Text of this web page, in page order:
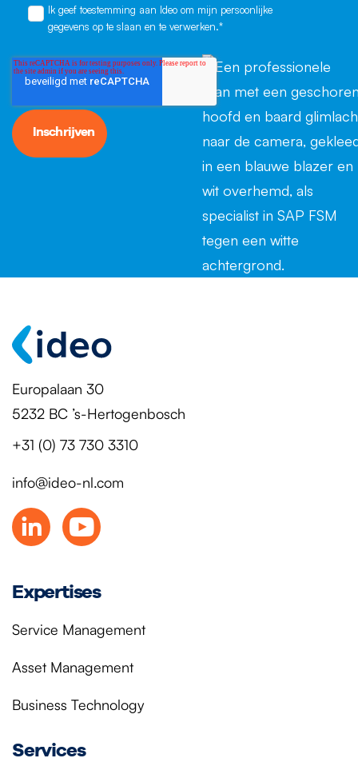
Ik geef toestemming aan Ideo om mijn persoonlijke
gegevens op te slaan en te verwerken.*
Europalaan 30
5232 BC ’s-Hertogenbosch
+31 (0) 73 730 3310
info@ideo-nl.com
Expertises
Service Management
Asset Management
Business Technology
Services